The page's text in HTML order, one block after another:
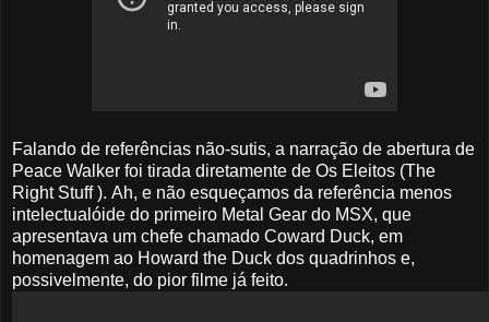
Falando de referências não-sutis, a narração de abertura de
Peace Walker foi tirada diretamente de Os Eleitos (The
Right Stuff ). Ah, e não esqueçamos da referência menos
intelectualóide do primeiro Metal Gear do MSX, que
apresentava um chefe chamado Coward Duck, em
homenagem ao Howard the Duck dos quadrinhos e,
possivelmente, do pior filme já feito.